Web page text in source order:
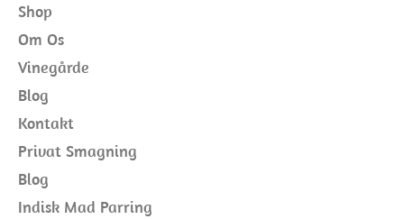
Shop
Om Os
Vinegårde
Blog
Kontakt
Privat Smagning
Blog
Indisk Mad Parring